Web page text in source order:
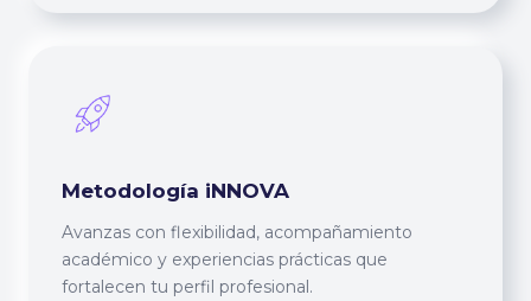
Metodología iNNOVA
Avanzas con flexibilidad, acompañamiento
académico y experiencias prácticas que
fortalecen tu perfil profesional.